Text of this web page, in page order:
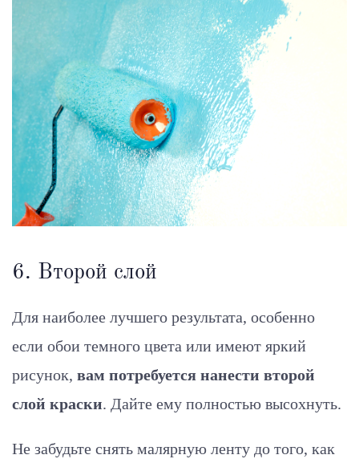
6. Второй слой
Для наиболее лучшего результата, особенно
если обои темного цвета или имеют яркий
рисунок, вам потребуется нанести второй
слой краски. Дайте ему полностью высохнуть.
Не забудьте снять малярную ленту до того, как